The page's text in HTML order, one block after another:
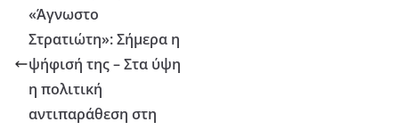
«Άγνωστο
Στρατιώτη»: Σήμερα η
ψήφισή της – Στα ύψη
η πολιτική
αντιπαράθεση στη